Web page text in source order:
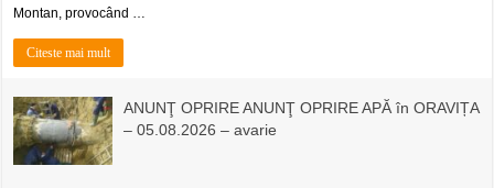
Montan, provocând …
Citeste mai mult
ANUNŢ OPRIRE ANUNŢ OPRIRE APĂ în ORAVIȚA
– 05.08.2026 – avarie